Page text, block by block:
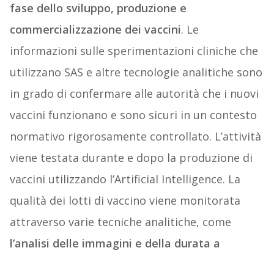
fase dello sviluppo, produzione e
commercializzazione dei vaccini. Le
informazioni sulle sperimentazioni cliniche che
utilizzano SAS e altre tecnologie analitiche sono
in grado di confermare alle autorità che i nuovi
vaccini funzionano e sono sicuri in un contesto
normativo rigorosamente controllato. L’attività
viene testata durante e dopo la produzione di
vaccini utilizzando l’Artificial Intelligence. La
qualità dei lotti di vaccino viene monitorata
attraverso varie tecniche analitiche, come
l’analisi delle immagini e della durata a